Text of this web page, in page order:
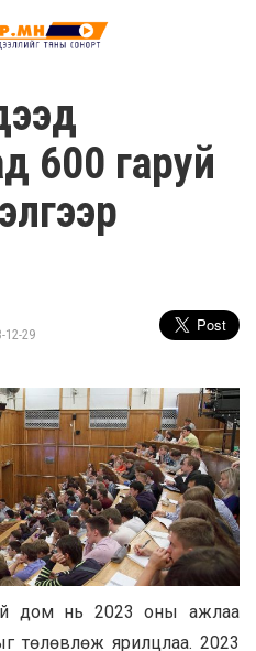
600 гаруй
12-29
дом нь 2023 оны ажлаа
төлөвлөж ярилцлаа. 2023